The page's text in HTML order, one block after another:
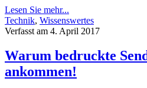
Lesen Sie mehr...
Technik, Wissenswertes
Verfasst am 4. April 2017
Warum bedruckte
ankommen!